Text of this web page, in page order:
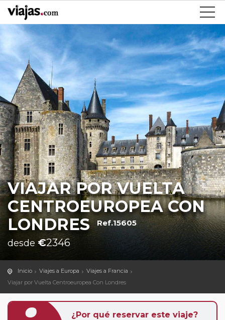
VIAJAR POR VUELTA
CENTROEUROPEA CON
LONDRES Ref.15605
desde €2346
Inicio Viajes a Europa
Viajes a Francia
Viajar por Vuelta Centroeuropea Con Londres
¿Por qué reservar este viaje?